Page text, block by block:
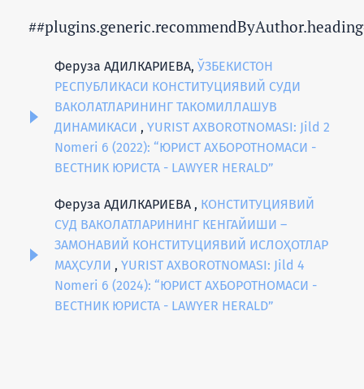
Феруза АДИЛКАРИЕВА, ЎЗБЕКИСТОН
РЕСПУБЛИКАСИ КОНСТИТУЦИЯВИЙ СУДИ
ВАКОЛАТЛАРИНИНГ ТАКОМИЛЛАШУВ
ДИНАМИКАСИ , YURIST AXBOROTNOMASI: Jild 2
Nomeri 6 (2022): “ЮРИСТ АХБОРОТНОМАСИ -
ВЕСТНИК ЮРИСТА - LAWYER HERALD”
Феруза АДИЛКАРИЕВА , КОНСТИТУЦИЯВИЙ
СУД ВАКОЛАТЛАРИНИНГ КЕНГАЙИШИ –
ЗАМОНАВИЙ КОНСТИТУЦИЯВИЙ ИСЛОҲОТЛАР
МАҲСУЛИ , YURIST AXBOROTNOMASI: Jild 4
Nomeri 6 (2024): “ЮРИСТ АХБОРОТНОМАСИ -
ВЕСТНИК ЮРИСТА - LAWYER HERALD”